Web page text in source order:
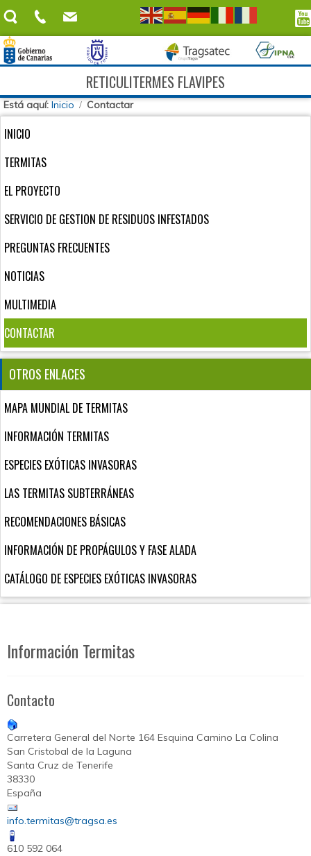
RETICULITERMES FLAVIPES
Está aquí: Inicio Contactar
INICIO
TERMITAS
EL PROYECTO
SERVICIO DE GESTION DE RESIDUOS INFESTADOS
PREGUNTAS FRECUENTES
NOTICIAS
MULTIMEDIA
CONTACTAR
OTROS ENLACES
MAPA MUNDIAL DE TERMITAS
INFORMACIÓN TERMITAS
ESPECIES EXÓTICAS INVASORAS
LAS TERMITAS SUBTERRÁNEAS
RECOMENDACIONES BÁSICAS
INFORMACIÓN DE PROPÁGULOS Y FASE ALADA
CATÁLOGO DE ESPECIES EXÓTICAS INVASORAS
Información Termitas
Contacto
Carretera General del Norte 164 Esquina Camino La Colina
San Cristobal de la Laguna
Santa Cruz de Tenerife
38330
España
info.termitas@tragsa.es
610 592 064